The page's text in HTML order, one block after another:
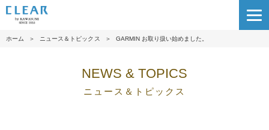
ホーム ＞ ニュース＆トピックス ＞ GARMIN お取り扱い始めました。
NEWS & TOPICS
ニュース＆トピックス